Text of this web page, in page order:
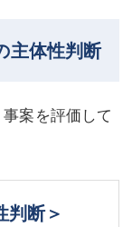
主体性判断
案を評価して
判断＞